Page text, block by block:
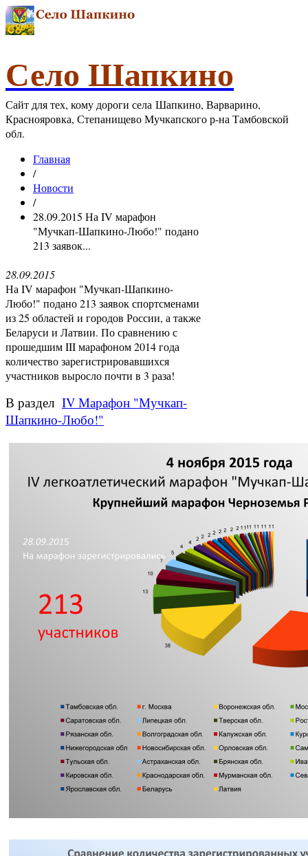
Село Шапкино
Сайт для тех, кому дороги села Шапкино, Варварино,
Краснояровка, Степанищево Мучкапского р-на Тамбовской
обл.
Главная
/
Новости
/
28.09.2015 На IV марафон
"Мучкап-Шапкино-Любо!" подано
213 заявок...
28.09.2015
На IV марафон "Мучкап-Шапкино-
Любо!" подано 213 заявок спортсменами
из 25 областей и городов России, а также
Беларуси и Латвии. По сравнению с
прошедшим III марафоном 2014 года
количество зарегистрировавшихся
участников выросло почти в 3 раза!
В раздел IV Марафон "Мучкап-
Шапкино-Любо!"